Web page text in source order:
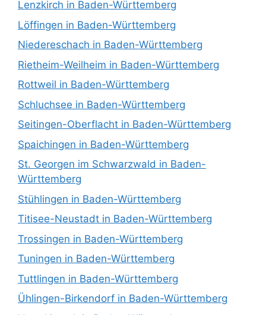
Lenzkirch in Baden-Württemberg
Löffingen in Baden-Württemberg
Niedereschach in Baden-Württemberg
Rietheim-Weilheim in Baden-Württemberg
Rottweil in Baden-Württemberg
Schluchsee in Baden-Württemberg
Seitingen-Oberflacht in Baden-Württemberg
Spaichingen in Baden-Württemberg
St. Georgen im Schwarzwald in Baden-
Württemberg
Stühlingen in Baden-Württemberg
Titisee-Neustadt in Baden-Württemberg
Trossingen in Baden-Württemberg
Tuningen in Baden-Württemberg
Tuttlingen in Baden-Württemberg
Ühlingen-Birkendorf in Baden-Württemberg